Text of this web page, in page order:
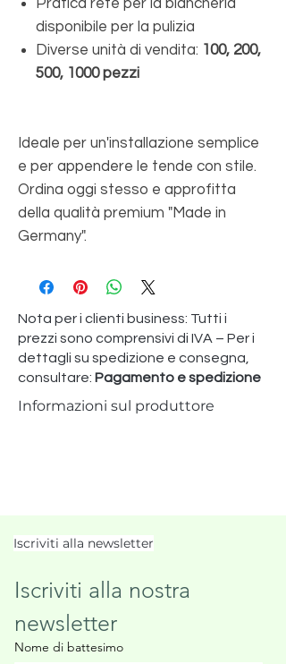
disponibile per la pulizia
Diverse unità di vendita: 100, 200,
500, 1000 pezzi
Ideale per un'installazione semplice
e per appendere le tende con stile.
Ordina oggi stesso e approfitta
della qualità premium "Made in
Germany".
Nota per i clienti business: Tutti i
prezzi sono comprensivi di IVA – Per i
dettagli su spedizione e consegna,
consultare: Pagamento e spedizione
Informazioni sul produttore
Iscriviti alla newsletter
Iscriviti alla nostra
newsletter
Nome di battesimo